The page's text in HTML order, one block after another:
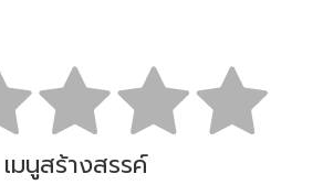
เมนูสร้างสรรค์